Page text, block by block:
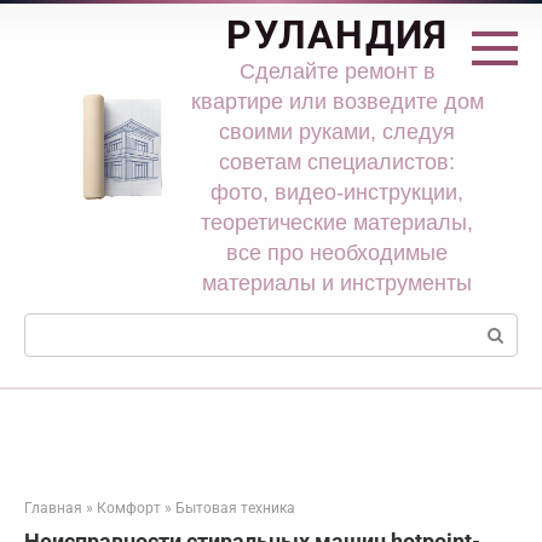
Перейти
РУЛАНДИЯ
Сделайте ремонт в
квартире или возведите дом
своими руками, следуя
советам специалистов:
фото, видео-инструкции,
теоретические материалы,
все про необходимые
материалы и инструменты
Поиск:
Главная » Комфорт » Бытовая техника